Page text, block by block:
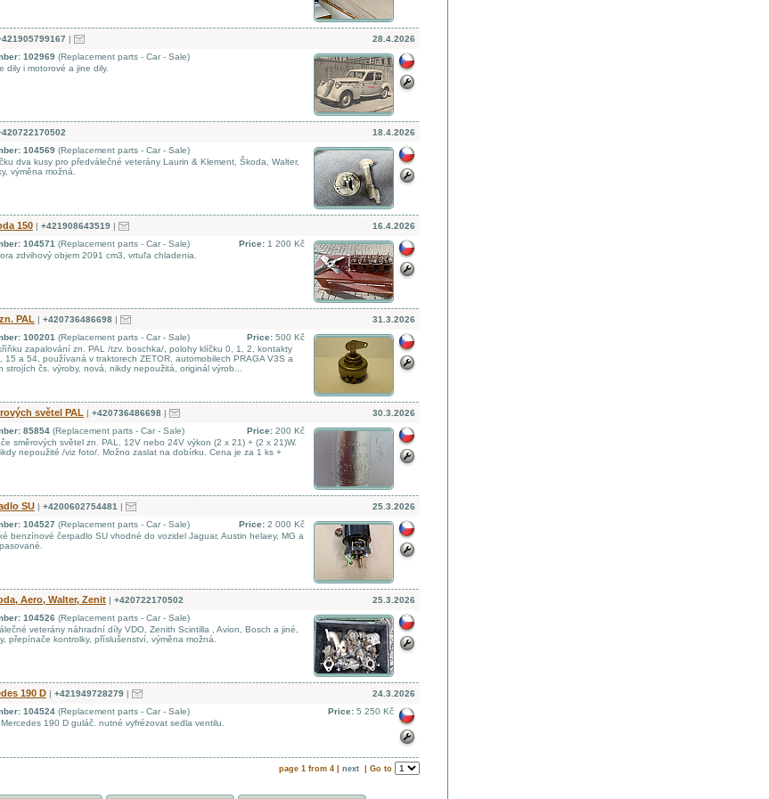
28.4.2026
|
102969 (Replacement parts - Car - Sale)
dily i motorové a jine dily.
18.4.2026
104569 (Replacement parts - Car - Sale)
dva kusy pro předválečné veterány Laurin & Klement, Škoda, Walter,
výměna možná.
16.4.2026
150 | +421908643519 |
Price: 1 200 Kč
104571 (Replacement parts - Car - Sale)
zdvihový objem 2091 cm3, vrtuľa chladenia.
31.3.2026
PAL | +420736486698 |
Price: 500 Kč
100201 (Replacement parts - Car - Sale)
zapalování zn. PAL /tzv. boschka/, polohy klíčku 0, 1, 2, kontakty
15 a 54, používaná v traktorech ZETOR, automobilech PRAGA V3S a
strojích čs. výroby, nová, nikdy nepoužitá, originál výrob...
30.3.2026
světel PAL | +420736486698 |
Price: 200 Kč
85854 (Replacement parts - Car - Sale)
směrových světel zn. PAL, 12V nebo 24V výkon (2 x 21) + (2 x 21)W.
nepoužité /viz foto/. Možno zaslat na dobírku. Cena je za 1 ks +
25.3.2026
SU | +4200602754481 |
Price: 2 000 Kč
104527 (Replacement parts - Car - Sale)
benzínové čerpadlo SU vhodné do vozidel Jaguar, Austin helaey, MG a
25.3.2026
Aero, Walter, Zenit | +420722170502
104526 (Replacement parts - Car - Sale)
veterány náhradní díly VDO, Zenith Scintilla , Avion, Bosch a jiné,
přepínače kontrolky, příslušenství, výměna možná.
24.3.2026
190 D | +421949728279 |
Price: 5 250 Kč
104524 (Replacement parts - Car - Sale)
190 D guláč. nutné vyfrézovat sedla ventilu.
page 1 from 4 | next | Go to